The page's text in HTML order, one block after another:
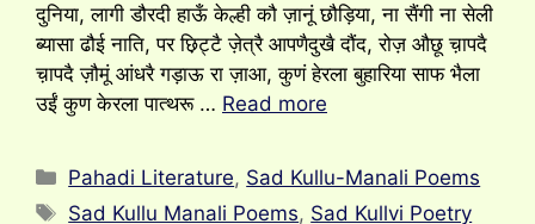
दुनिया, लागी डौरदी हाऊँ केल्ही कौ ज़ानूं छौड़िया, ना सैंगी ना सेली
ब्यासा ढौई नाति, पर छ़िट्टै ज़ेत्रै आपणैदुखै दौंद, रोज़ औछू च़ापदै
च़ापदै ज़ौमूं आंधरै गड़ाऊ रा ज़ाआ, कुणं हेरला बुहारिया साफ भैला
उईं कुण केरला पात्थरू … Read more
Categories
Pahadi Literature, Sad Kullu-Manali Poems
Tags
Sad Kullu Manali Poems, Sad Kullvi Poetry